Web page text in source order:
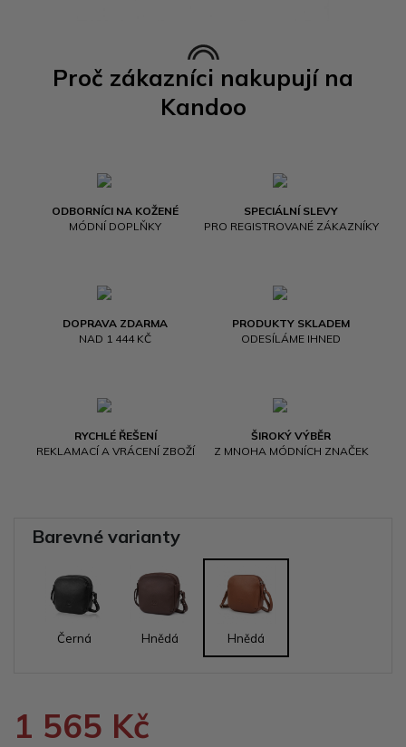
Proč zákazníci nakupují na
Kandoo
ODBORNÍCI NA KOŽENÉ
MÓDNÍ DOPLŇKY
SPECIÁLNÍ SLEVY
PRO REGISTROVANÉ ZÁKAZNÍKY
DOPRAVA ZDARMA
NAD 1 444 KČ
PRODUKTY SKLADEM
ODESÍLÁME IHNED
RYCHLÉ ŘEŠENÍ
REKLAMACÍ A VRÁCENÍ ZBOŽÍ
ŠIROKÝ VÝBĚR
Z MNOHA MÓDNÍCH ZNAČEK
Barevné varianty
Černá Hnědá Hnědá
1 565 Kč